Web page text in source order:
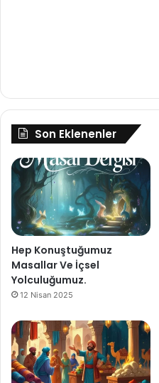
Son Eklenenler
Hep Konuştuğumuz
Masallar Ve İçsel
Yolculuğumuz.
12 Nisan 2025